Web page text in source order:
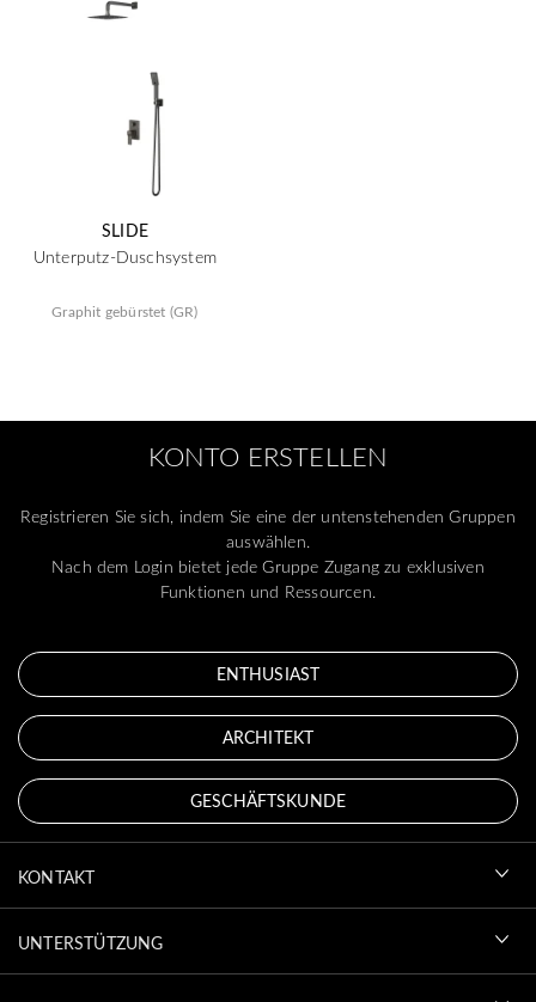
SLIDE
Unterputz-Duschsystem
Graphit gebürstet (GR)
KONTO ERSTELLEN
Registrieren Sie sich, indem Sie eine der untenstehenden Gruppen
auswählen.
Nach dem Login bietet jede Gruppe Zugang zu exklusiven
Funktionen und Ressourcen.
ENTHUSIAST
ARCHITEKT
GESCHÄFTSKUNDE
KONTAKT
UNTERSTÜTZUNG